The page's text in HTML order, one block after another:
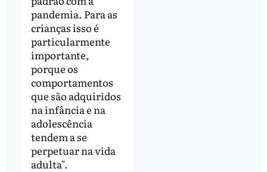
pandemia. Para as
crianças isso é
particularmente
importante,
porque os
comportamentos
que são adquiridos
na infância e na
adolescência
tendem a se
perpetuar na vida
adulta".